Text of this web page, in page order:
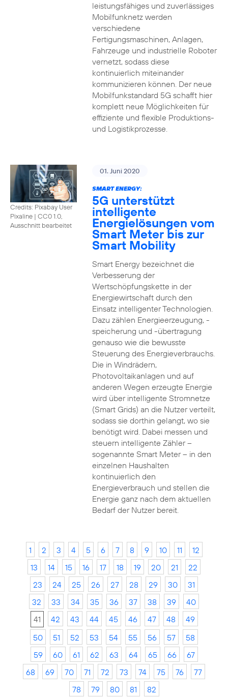
leistungsfähiges und zuverlässiges
Mobilfunknetz werden
verschiedene
Fertigungsmaschinen, Anlagen,
Fahrzeuge und industrielle Roboter
vernetzt, sodass diese
kontinuierlich miteinander
kommunizieren können. Der neue
Mobilfunkstandard 5G schafft hier
komplett neue Möglichkeiten für
effiziente und flexible Produktions-
und Logistikprozesse.
Credits: Pixabay User
Pixaline | CC0 1.0,
Ausschnitt bearbeitet
01. Juni 2020
SMART ENERGY:
5G unterstützt
intelligente
Energielösungen vom
Smart Meter bis zur
Smart Mobility
Smart Energy bezeichnet die
Verbesserung der
Wertschöpfungskette in der
Energiewirtschaft durch den
Einsatz intelligenter Technologien.
Dazu zählen Energieerzeugung, -
speicherung und -übertragung
genauso wie die bewusste
Steuerung des Energieverbrauchs.
Die in Windrädern,
Photovoltaikanlagen und auf
anderen Wegen erzeugte Energie
wird über intelligente Stromnetze
(Smart Grids) an die Nutzer verteilt,
sodass sie dorthin gelangt, wo sie
benötigt wird. Dabei messen und
steuern intelligente Zähler –
sogenannte Smart Meter – in den
einzelnen Haushalten
kontinuierlich den
Energieverbrauch und stellen die
Energie ganz nach dem aktuellen
Bedarf der Nutzer bereit.
1 2 3 4 5 6 7 8 9 10 11
12
13
14 15 16 17 18 19 20 21
22
23
24 25 26 27 28 29 30
31
32
33 34 35 36 37 38 39
40
41
42 43 44 45 46 47 48
49
50
51 52 53 54 55 56 57
58
59
60 61 62 63 64 65 66
67
68
69 70 71 72 73 74 75 76
77
78
79 80 81 82